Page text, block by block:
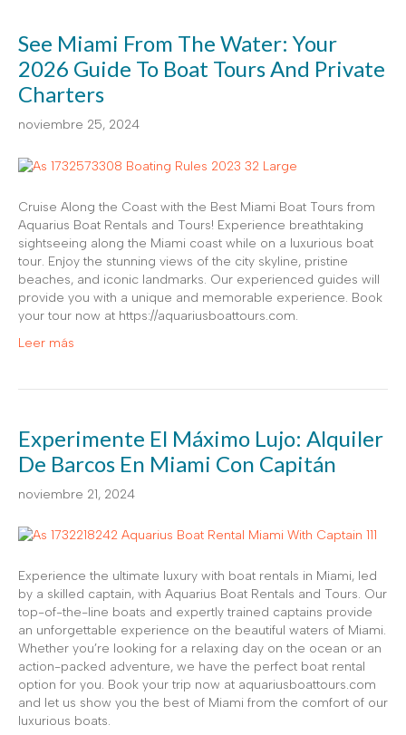
See Miami From The Water: Your
2026 Guide To Boat Tours And Private
Charters
noviembre 25, 2024
Cruise Along the Coast with the Best Miami Boat Tours from
Aquarius Boat Rentals and Tours! Experience breathtaking
sightseeing along the Miami coast while on a luxurious boat
tour. Enjoy the stunning views of the city skyline, pristine
beaches, and iconic landmarks. Our experienced guides will
provide you with a unique and memorable experience. Book
your tour now at https://aquariusboattours.com.
Leer más
Experimente El Máximo Lujo: Alquiler
De Barcos En Miami Con Capitán
noviembre 21, 2024
Experience the ultimate luxury with boat rentals in Miami, led
by a skilled captain, with Aquarius Boat Rentals and Tours. Our
top-of-the-line boats and expertly trained captains provide
an unforgettable experience on the beautiful waters of Miami.
Whether you’re looking for a relaxing day on the ocean or an
action-packed adventure, we have the perfect boat rental
option for you. Book your trip now at aquariusboattours.com
and let us show you the best of Miami from the comfort of our
luxurious boats.